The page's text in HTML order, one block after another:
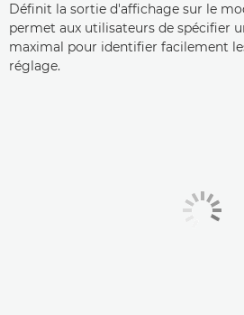
Définit la sortie d'affichage sur le
permet aux utilisateurs de spécifier
maximal pour identifier facilement
réglage.